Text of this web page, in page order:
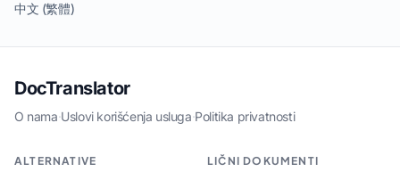
中文 (繁體)
DocTranslator
O nama·Uslovi korišćenja usluga·Politika privatnosti
ALTERNATIVE LIČNI DOKUMENTI